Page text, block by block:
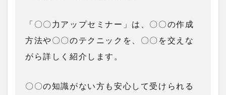
「〇〇力アップセミナー」は、〇〇の作成
方法や〇〇のテクニックを、〇〇を交えな
がら詳しく紹介します。
〇〇の知識がない方も安心して受けられる